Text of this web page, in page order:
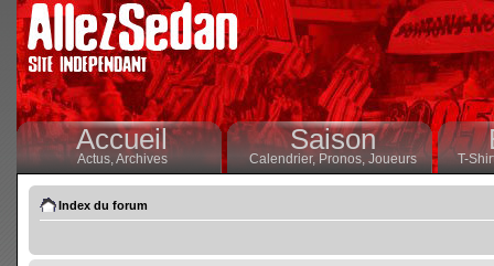
Accueil
Actus,Archives
Saison
Calendrier,Pronos, Joueurs T-
Index du forum